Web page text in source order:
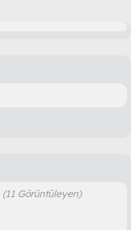
(11 Görüntüleyen)